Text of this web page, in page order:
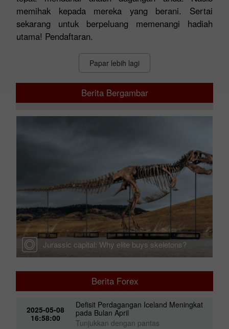
memihak kepada mereka yang berani. Sertai
sekarang untuk berpeluang memenangi hadiah
utama! Pendaftaran.
Papar lebih lagi
Berita Bergambar
Jurassic capital: Why elite buys skeletons?
Berita Forex
2025-05-08
16:58:00
Defisit Perdagangan Iceland Meningkat
pada Bulan April
Tunjukkan dengan pantas